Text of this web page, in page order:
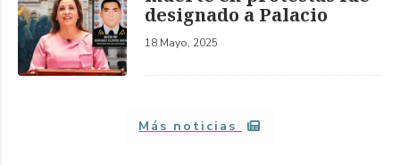
designado a Palacio
18 Mayo, 2025
Más noticias